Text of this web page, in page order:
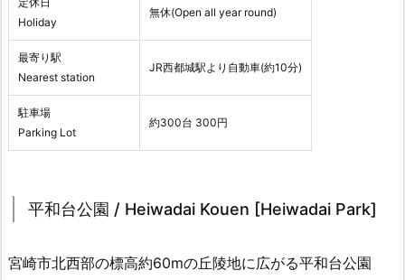
Holiday
無休(Open all year round)
最寄り駅
Nearest station
JR西都城駅より自動車(約10分)
駐車場
Parking Lot
約300台 300円
平和台公園 / Heiwadai Kouen [Heiwadai Park]
宮崎市北西部の標高約60mの丘陵地に広がる平和台公園